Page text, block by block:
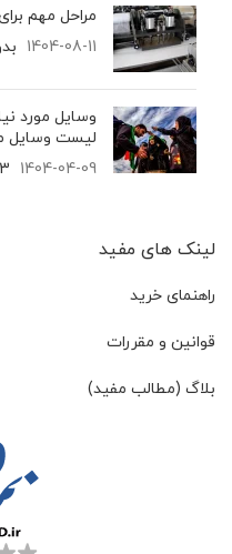
مراحل مهم
1404-08-11
وسایل مورد
لیست وسایل
1404-04-09 3 دیدگاه
لینک های مفید
راهنمای خرید
قوانین و مقررات
بلاگ (مطالب مفید)